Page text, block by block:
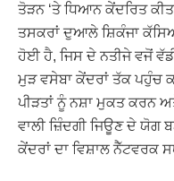
ਤੋੜਨ ‘ਤੇ ਧਿਆਨ ਕੇਂਦਰਿਤ
ਤਸਕਰਾਂ ਦੁਆਲੇ ਸ਼ਿਕੰਜਾ
ਹੋਈ ਹੈ, ਜਿਸ ਦੇ ਨਤੀਜੇ ਵਜੋਂ
ਮੁੜ ਵਸੇਬਾ ਕੇਂਦਰਾਂ ਤੱਕ ਪਹੁੰਚ
ਪੀੜਤਾਂ ਨੂੰ ਨਸ਼ਾ ਮੁਕਤ ਕਰਨ
ਵਾਲੀ ਜ਼ਿੰਦਗੀ ਜਿਊਣ ਦੇ ਯੋਗ
ਕੇਂਦਰਾਂ ਦਾ ਵਿਸ਼ਾਲ ਨੈੱਟਵਰਕ